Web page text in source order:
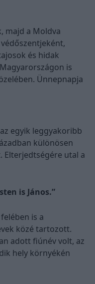
majd a Moldva
és hidak
is
Ünnepnapja
egyik leggyakoribb
különösen
Elterjedtségére utal a
is János.”
is a
közé tartozott.
adott fiúnév volt, az
hely környékén